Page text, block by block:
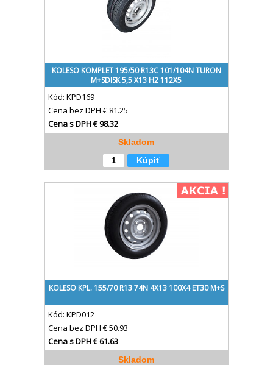
KOLESO KOMPLET 195/50 R13C 101/104N TURON
M+SDISK 5,5 X13 H2 112X5
Kód: KPD169
Cena bez DPH € 81.25
Cena s DPH€ 98.32
Skladom
Kúpiť
KOLESO KPL. 155/70 R13 74N 4X13 100X4 ET30 M+S
Kód: KPD012
Cena bez DPH € 50.93
Cena s DPH€ 61.63
Skladom